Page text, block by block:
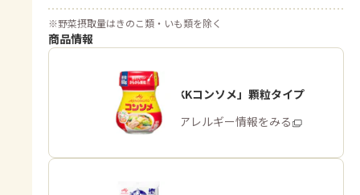
※野菜摂取量はきのこ類・いも類を除く
商品情報
「味の素KKコンソメ」顆粒タイプ
商品・アレルギー情報をみる